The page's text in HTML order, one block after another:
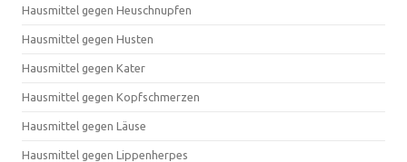
Hausmittel gegen Heuschnupfen
Hausmittel gegen Husten
Hausmittel gegen Kater
Hausmittel gegen Kopfschmerzen
Hausmittel gegen Läuse
Hausmittel gegen Lippenherpes